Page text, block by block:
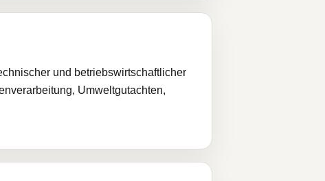
und betriebswirtschaftlicher
Umweltgutachten,